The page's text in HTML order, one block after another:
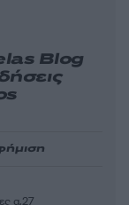
Blog
α.27